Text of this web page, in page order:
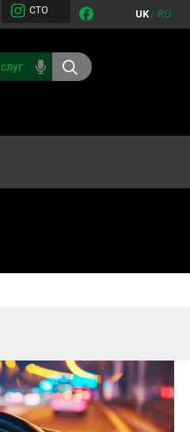
СТО UK/ RU